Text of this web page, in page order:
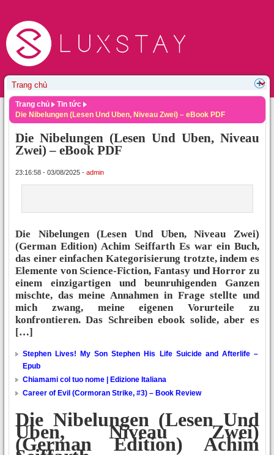
Trang chủ
Tin tức
Die Nibelungen (Lesen Und Uben, Niveau Zwei) – eBook PDF
Die Nibelungen (Lesen Und Uben, Niveau
Zwei) – eBook PDF
23:16:58 - 03/08/2025 - admin
Die Nibelungen (Lesen Und Uben, Niveau Zwei)
(German Edition) Achim Seiffarth Es war ein Buch,
das einer einfachen Kategorisierung trotzte, indem es
Elemente von Science-Fiction, Fantasy und Horror zu
einem einzigartigen und beunruhigenden Ganzen
mischte, das meine Annahmen in Frage stellte und
mich zwang, meine eigenen Vorurteile zu
konfrontieren. Das Schreiben ebook solide, aber es
[…]
Stephen Lives! My Son Stephen His Life Suicide and Afterlife –
Epub
Chiamami col tuo nome | Edizione Italiana
Career of Evil (Cormoran Strike, #3) – Book Review
Die Nibelungen (Lesen Und
Uben, Niveau Zwei)
(German Edition) Achim